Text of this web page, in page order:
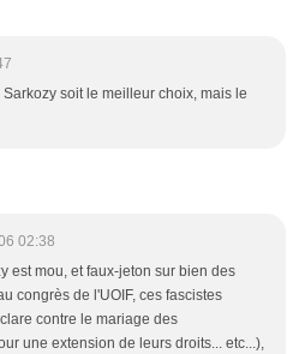
soit le meilleur choix, mais le
02:38
est mou, et faux-jeton sur bien des
congrès de l'UOIF, ces fascistes
contre le mariage des
une extension de leurs droits... etc...),